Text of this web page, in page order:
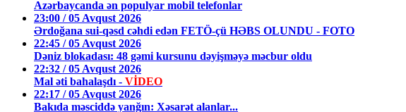
Azərbaycanda ən populyar mobil telefonlar
23:00 / 05 Avqust 2026
Ərdoğana sui-qəsd cəhdi edən FETÖ-çü HƏBS OLUNDU - FOTO
22:45 / 05 Avqust 2026
Dəniz blokadası: 48 gəmi kursunu dəyişməyə məcbur oldu
22:32 / 05 Avqust 2026
Mal əti bahalaşdı - VİDEO
22:17 / 05 Avqust 2026
Bakıda məsciddə yanğın: Xəsarət alanlar...